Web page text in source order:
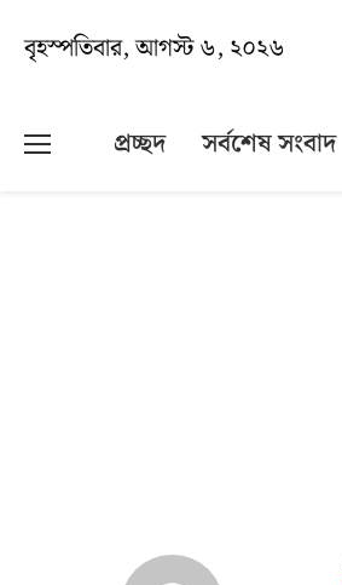
বৃহস্পতিবার, আগস্ট ৬, ২০২৬
প্রচ্ছদ সর্বশেষ সংবাদ